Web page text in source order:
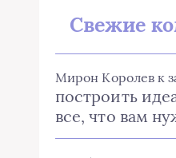
Свежие
Мирон Королев к
построить
все, что вам